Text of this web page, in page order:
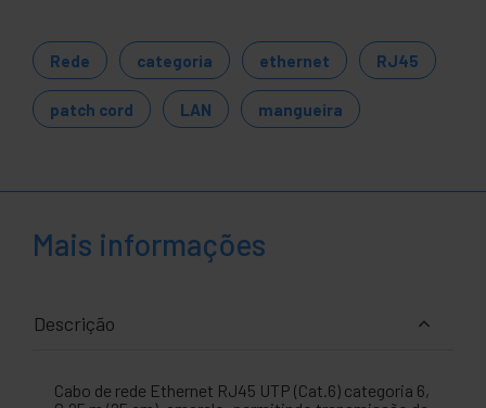
Rede categoria ethernet RJ45
patch cord LAN mangueira
Mais informações
Descrição
Cabo de rede Ethernet RJ45 UTP (Cat.6) categoria 6,